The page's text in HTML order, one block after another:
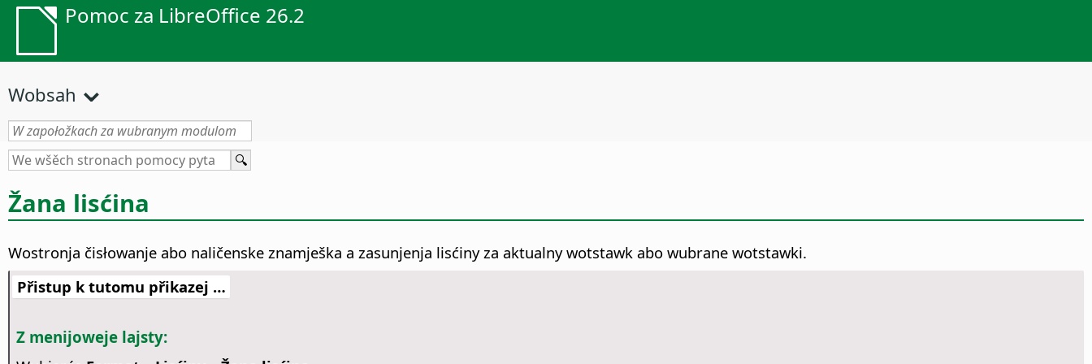
Pomoc za LibreOffice 26.2
Wobsah
Žana lisćina
Wostronja čisłowanje abo naličenske znamješka a zasunjenja lisćiny za aktualny wotstawk abo wubrane wotstawki.
Přistup k tutomu přikazej …
Z menijoweje lajsty: